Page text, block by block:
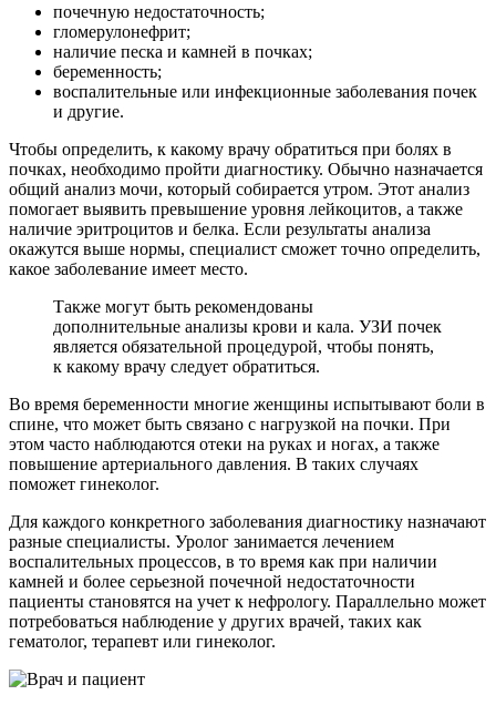
почечную недостаточность;
гломерулонефрит;
наличие песка и камней в почках;
беременность;
воспалительные или инфекционные заболевания почек
и другие.
Чтобы определить, к какому врачу обратиться при болях в
почках, необходимо пройти диагностику. Обычно назначается
общий анализ мочи, который собирается утром. Этот анализ
помогает выявить превышение уровня лейкоцитов, а также
наличие эритроцитов и белка. Если результаты анализа
окажутся выше нормы, специалист сможет точно определить,
какое заболевание имеет место.
Также могут быть рекомендованы
дополнительные анализы крови и кала. УЗИ почек
является обязательной процедурой, чтобы понять,
к какому врачу следует обратиться.
Во время беременности многие женщины испытывают боли в
спине, что может быть связано с нагрузкой на почки. При
этом часто наблюдаются отеки на руках и ногах, а также
повышение артериального давления. В таких случаях
поможет гинеколог.
Для каждого конкретного заболевания диагностику назначают
разные специалисты. Уролог занимается лечением
воспалительных процессов, в то время как при наличии
камней и более серьезной почечной недостаточности
пациенты становятся на учет к нефрологу. Параллельно может
потребоваться наблюдение у других врачей, таких как
гематолог, терапевт или гинеколог.